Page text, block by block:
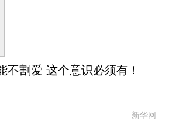
不割爱 这个意识必须有！
新华网